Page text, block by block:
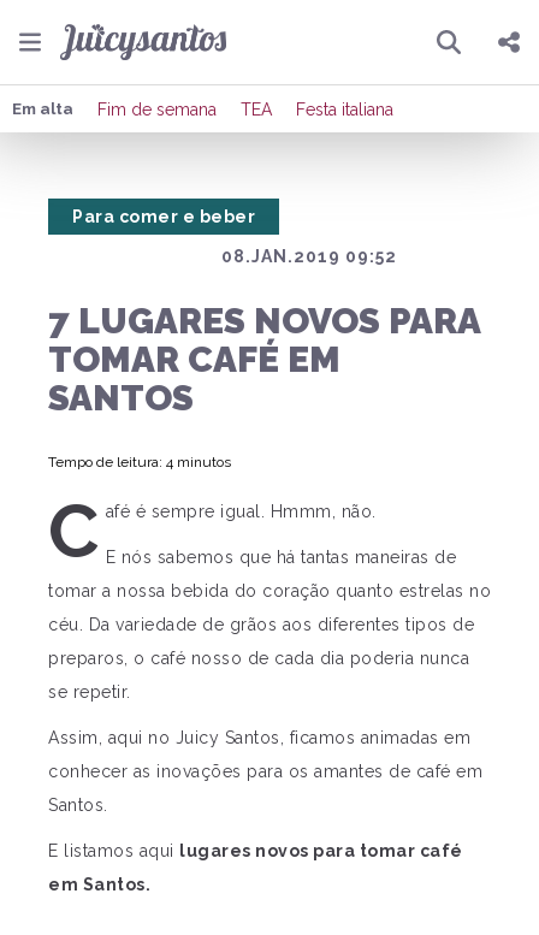
Pesquisar
Compartilhar
Publicar no X
Em alta Fim de semana TEA Festa italiana
08.JAN.2019 09:52
Para comer e beber
7 LUGARES NOVOS PARA
TOMAR CAFÉ EM
SANTOS
Tempo de leitura: 4 minutos
C afé é sempre igual. Hmmm, não.
E nós sabemos que há tantas maneiras de
tomar a nossa bebida do coração quanto estrelas no
céu. Da variedade de grãos aos diferentes tipos de
preparos, o café nosso de cada dia poderia nunca
se repetir.
Assim, aqui no Juicy Santos, ficamos animadas em
conhecer as inovações para os amantes de café em
Santos.
E listamos aqui lugares novos para tomar café
em Santos.